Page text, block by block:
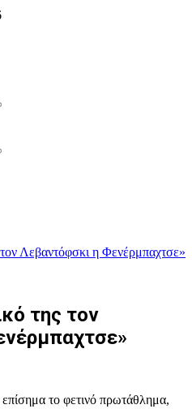
τον Λεβαντόφσκι η Φενέρμπαχτσε»
της τον
το φετινό πρωτάθλημα,